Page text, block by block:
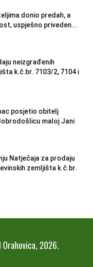
donio predah, a
uspješno priveden...
neizgrađenih
k.č.br. 7103/2, 7104 i
posjetio obitelj
maloj Jani
Natječaja za prodaju
zemljišta k.č.br.
2026.